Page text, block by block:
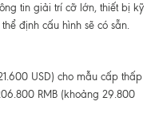
tin giải trí cỡ lớn, thiết bị kỹ
định cấu hình sẽ có sẵn.
USD) cho mẫu cấp thấp
RMB (khoảng 29.800